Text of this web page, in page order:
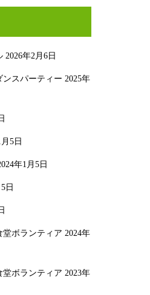
2026年2月6日
スパーティー 2025年
5日
年1月5日
日
堂ボランティア 2024年
堂ボランティア 2023年